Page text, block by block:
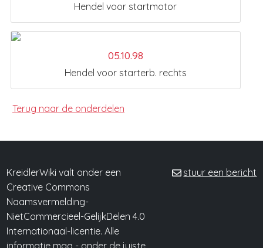
Hendel voor startmotor
05.10.98
Hendel voor starterb. rechts
Terug naar de onderdelen
KreidlerWiki valt onder een
Creative Commons
Naamsvermelding-
NietCommercieel-GelijkDelen 4.0
Internationaal-licentie. Alle
stuur een bericht